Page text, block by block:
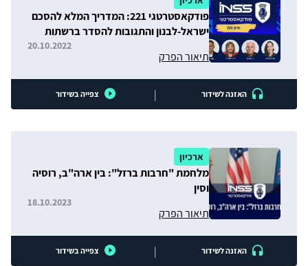
פודקאסטרטגי 221: המדריך המלא להסכם
ישראל-לבנון והתגובות להסדר ברשתות
תיאור הפרק
20.10.2022
האזנה לשידור | צפייה בשידור
ארכיון
מלחמת "חרבות ברזל": בין ארה"ב, רוסיה
וסין
תיאור הפרק
18.10.2023
האזנה לשידור | צפייה בשידור